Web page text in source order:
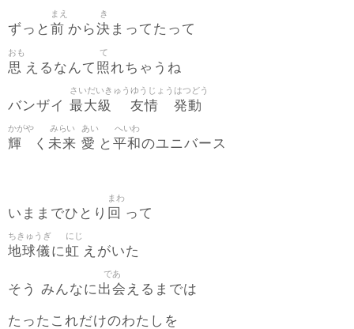
ずっと 前
まえ
から決
き
まってたって
思
おも
えるなんて 照
て
れちゃうね
バンザイ 最大級
さいだいきゅう
友情
ゆうじょう
発動
はつどう
輝
かがや
く 未来
みらい
愛
あい
と 平和
へいわ
のユニバース
いままでひとり 回
まわ
って
地球儀
ちきゅうぎ
に虹
にじ
えがいた
そう みんなに出会
であ
えるまでは
たったこれだけのわたしを